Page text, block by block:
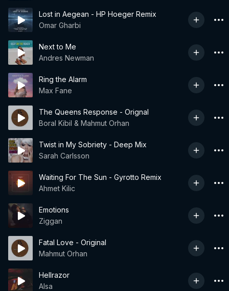
Lost in Aegean - HP Hoeger Remix
Omar Gharbi
Next to Me
Andres Newman
Ring the Alarm
Max Fane
The Queens Response - Orignal
Boral Kibil & Mahmut Orhan
Twist in My Sobriety - Deep Mix
Sarah Carlsson
Waiting For The Sun - Gyrotto Remix
Ahmet Kilic
Emotions
Ziggan
Fatal Love - Original
Mahmut Orhan
Hellrazor
Alsa